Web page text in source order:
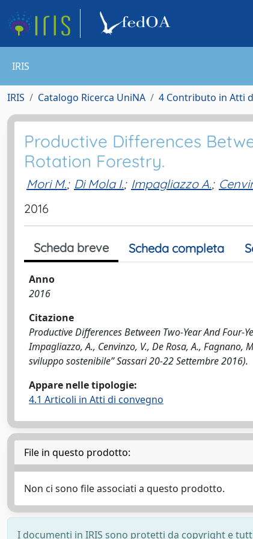
IRIS
IRIS Catalogo Ricerca UniNA 4 Contributo in Atti
Productive Differences
Rotation Forestry.
Mori M.; Di Mola I.; Impagliazzo A.;
2016
Scheda breve Scheda completa
Anno
2016
Citazione
Productive Differences Between Two-Year And Four-
Impagliazzo, A., Cenvinzo, V., De Rosa, A.,
sviluppo sostenibile” Sassari 20-22 Settembre 2016).
Appare nelle tipologie:
4.1 Articoli in Atti di convegno
File in questo prodotto:
Non ci sono file associati a questo prodotto.
I documenti in IRIS sono protetti da copyright e